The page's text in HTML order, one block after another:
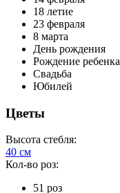
18 летие
23 февраля
8 марта
День рождения
Рождение ребенка
Свадьба
Юбилей
Цветы
Высота стебля:
40 см
Кол-во роз:
51 роз